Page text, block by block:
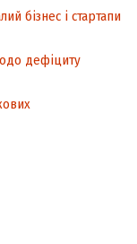
бізнес і стартапи
дефіциту